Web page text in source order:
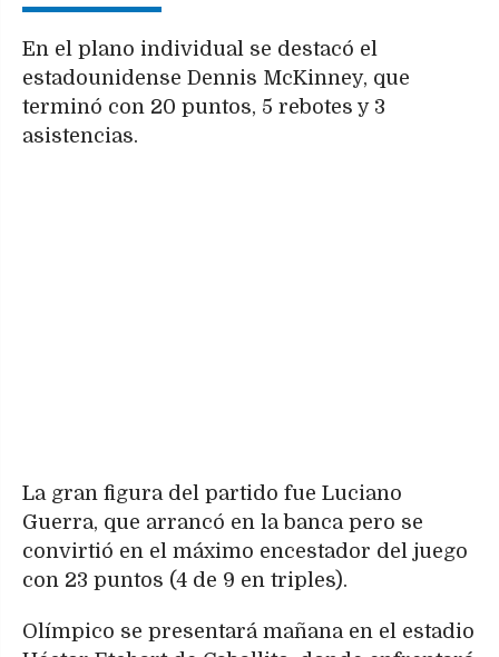
En el plano individual se destacó el
estadounidense Dennis McKinney, que
terminó con 20 puntos, 5 rebotes y 3
asistencias.
La gran figura del partido fue Luciano
Guerra, que arrancó en la banca pero se
convirtió en el máximo encestador del juego
con 23 puntos (4 de 9 en triples).
Olímpico se presentará mañana en el estadio